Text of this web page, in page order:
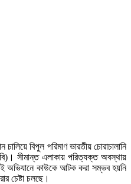
চালিয়ে বিপুল পরিমাণ ভারতীয় চোরাচালানি
সীমান্ত এলাকায় পরিত্যক্ত অবস্থায়
অভিযানে কাউকে আটক করা সম্ভব হয়নি
চেষ্টা চলছে।